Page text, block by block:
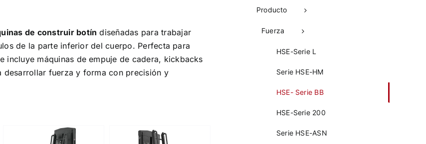
de construir botín diseñadas para trabajar
de la parte inferior del cuerpo. Perfecta para
incluye máquinas de empuje de cadera, kickbacks
desarrollar fuerza y forma con precisión y
Producto
Fuerza
HSE-Serie L
Serie HSE-HM
HSE- Serie BB
HSE-Serie 200
Serie HSE-ASN